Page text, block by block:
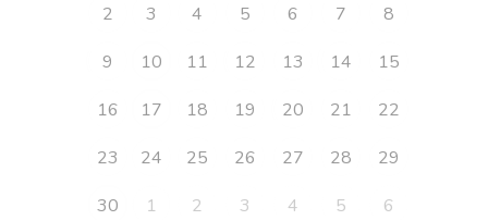
2
3 4 5 6 7
8
9
10 11 12 13 14
15
16
17 18 19 20 21
22
23
24 25 26 27 28
29
30
1 2 3 4 5 6